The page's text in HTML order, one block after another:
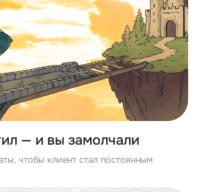
— и вы замолчали
чтобы клиент стал постоянным